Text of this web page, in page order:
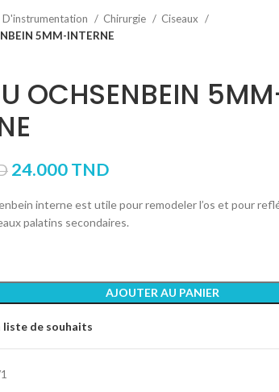
D'instrumentation Chirurgie
Ciseaux
5MM-INTERNE
OCHSENBEIN
24.000TND
interne est utile pour remodeler l’os et pour
palatins secondaires.
AJOUTER AU PANIER
liste de souhaits